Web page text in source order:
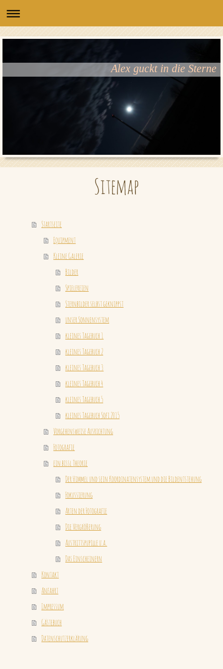
Alex guckt in die Sterne
Sitemap
Startseite
Equipment
Kleine Galerie
Bilder
Spielereien
Sternbilder selbst geknippst
unser Sonnensystem
kleines Tagebuch 1
kleines Tagebuch 2
kleines Tagebuch 3
kleines Tagebuch 4
kleines Tagebuch 5
kleines Tagebuch Sofi 2015
Vorgehensweise Ausrichtung
Fotografie
ein bissl Theorie
Der Himmel und sein Koordinatensystem und die Bildentstehung
Fokussierung
Arten der Fotografie
Die Vergrößerung
Austrittspupille u.a.
Das Einscheinern
Kontakt
Anfahrt
Impressum
Gästebuch
Datenschutzerklärung